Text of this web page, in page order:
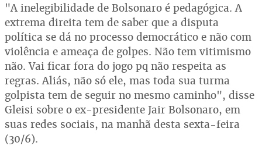
"A inelegibilidade de Bolsonaro é pedagógica. A
extrema direita tem de saber que a disputa
política se dá no processo democrático e não com
violência e ameaça de golpes. Não tem vitimismo
não. Vai ficar fora do jogo pq não respeita as
regras. Aliás, não só ele, mas toda sua turma
golpista tem de seguir no mesmo caminho", disse
Gleisi sobre o ex-presidente Jair Bolsonaro, em
suas redes sociais, na manhã desta sexta-feira
(30/6).